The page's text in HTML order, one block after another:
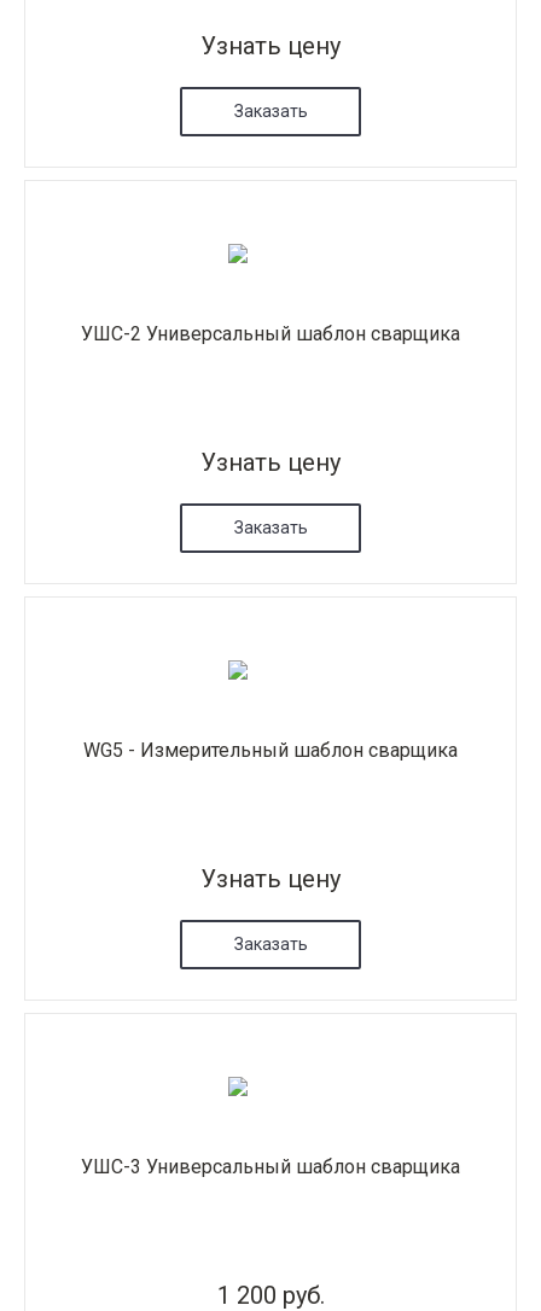
Узнать цену
Заказать
УШС-2 Универсальный шаблон сварщика
Узнать цену
Заказать
WG5 - Измерительный шаблон сварщика
Узнать цену
Заказать
УШС-3 Универсальный шаблон сварщика
1 200 руб.